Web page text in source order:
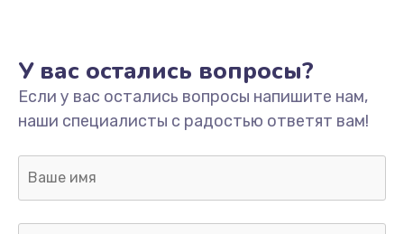
Замена/Pемонт карбюратора
1300 руб.
Заказать
Ремонт капиллярной трубки
400 руб.
У вас остались вопросы?
Если у вас остались вопросы напишите нам,
наши специалисты с радостью ответят вам!